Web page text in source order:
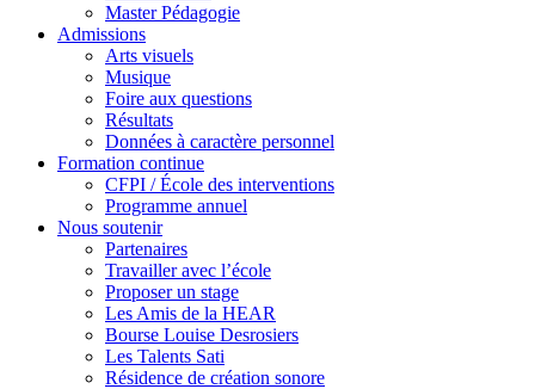
Master Pédagogie
Admissions
Arts visuels
Musique
Foire aux questions
Résultats
Données à caractère personnel
Formation continue
CFPI / École des interventions
Programme annuel
Nous soutenir
Partenaires
Travailler avec l’école
Proposer un stage
Les Amis de la HEAR
Bourse Louise Desrosiers
Les Talents Sati
Résidence de création sonore